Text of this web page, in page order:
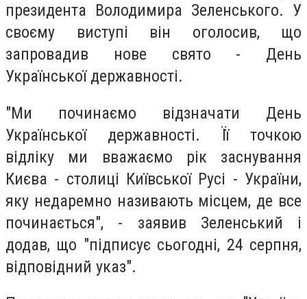
президента Володимира Зеленського. У
своєму виступі він оголосив, що
запровадив нове свято - День
Української державності.
"Ми починаємо відзначати День
Української державності. Її точкою
відліку ми вважаємо рік заснування
Києва - столиці Київської Русі - України,
яку недаремно називають місцем, де все
починається", - заявив Зеленський і
додав, що "підписує сьогодні, 24 серпня,
відповідний указ".